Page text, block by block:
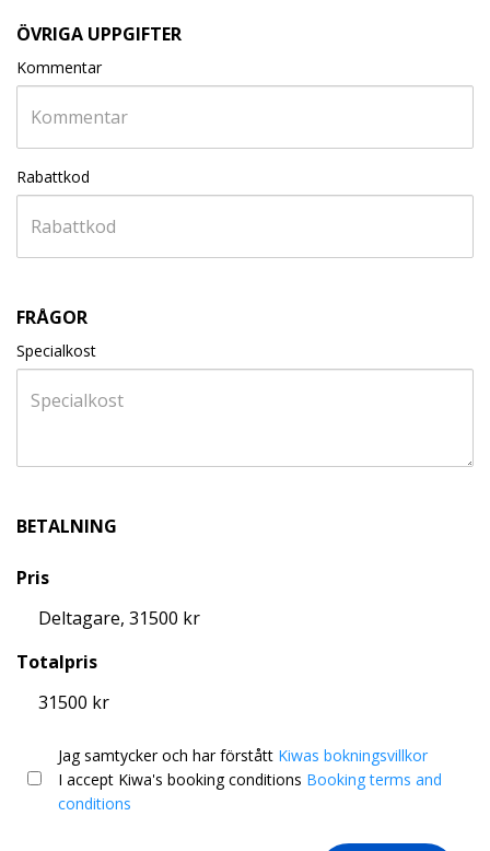
ÖVRIGA UPPGIFTER
Kommentar
Rabattkod
FRÅGOR
Specialkost
BETALNING
Pris
Deltagare, 31500 kr
Totalpris
31500 kr
Jag samtycker och har förstått Kiwas bokningsvillkor
I accept Kiwa's booking conditions Booking terms and
conditions